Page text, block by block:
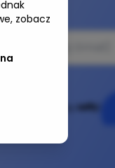
e-mail
zobacz